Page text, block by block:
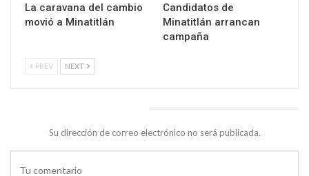
La caravana del cambio
movió a Minatitlán
Candidatos de
Minatitlán arrancan
campaña
PREV NEXT
Su dirección de correo electrónico no será publicada.